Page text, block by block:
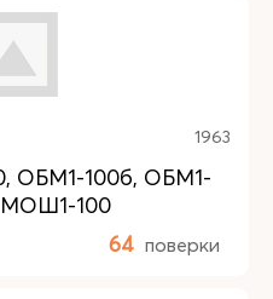
1963
ОБМ1-100б, ОБМ1-
МОШ1-100
64 поверки